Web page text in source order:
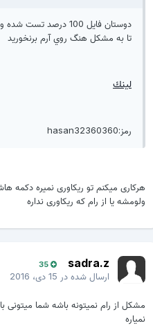
دوستان فايل 100 درصد تست شده و فقط بعد فلش از ريكاوري فرمت كنيد
تا به مشكل هنگ روي آرم برنخوريد
لينك
رمز:hasan32360360
هرکاری میکنم تو ریکاوری نمیره دکمه
ولومشه یا از رام که ریکاوری نداره
sadra.z
35
ارسال شده در15 دی، 2016
مشکل از رام نمیتونه باشه شما میتونی با
نمیاره